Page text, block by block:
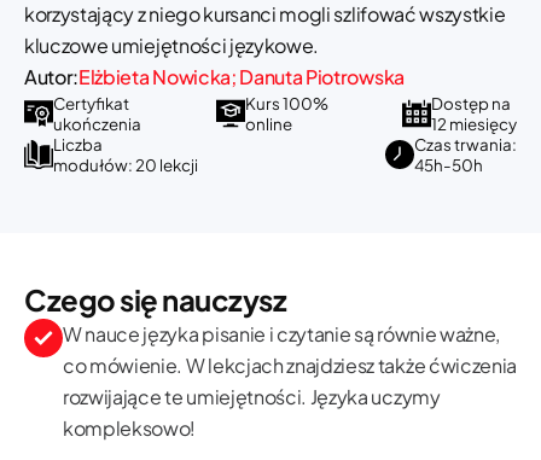
korzystający z niego kursanci mogli szlifować wszystkie
kluczowe umiejętności językowe.
Autor:Elżbieta Nowicka; Danuta Piotrowska
Certyfikat
ukończenia
Kurs 100%
online
Dostęp na
12 miesięcy
Liczba
modułów: 20 lekcji
Czas trwania:
45h-50h
Czego się nauczysz
W nauce języka pisanie i czytanie są równie ważne,
co mówienie. W lekcjach znajdziesz także ćwiczenia
rozwijające te umiejętności. Języka uczymy
kompleksowo!